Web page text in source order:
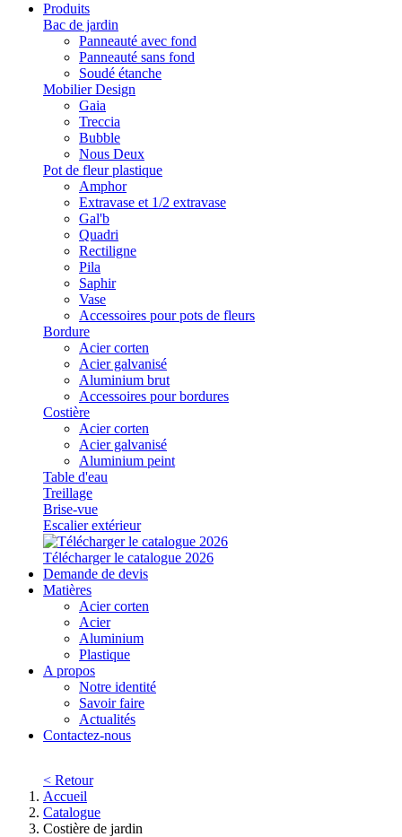
Produits
Bac de jardin
Panneauté avec fond
Panneauté sans fond
Soudé étanche
Mobilier Design
Gaia
Treccia
Bubble
Nous Deux
Pot de fleur plastique
Amphor
Extravase et 1/2 extravase
Gal'b
Quadri
Rectiligne
Pila
Saphir
Vase
Accessoires pour pots de fleurs
Bordure
Acier corten
Acier galvanisé
Aluminium brut
Accessoires pour bordures
Costière
Acier corten
Acier galvanisé
Aluminium peint
Table d'eau
Treillage
Brise-vue
Escalier extérieur
Télécharger le catalogue 2026
Demande de devis
Matières
Acier corten
Acier
Aluminium
Plastique
A propos
Notre identité
Savoir faire
Actualités
Contactez-nous
< Retour
Accueil
Catalogue
Costière de jardin